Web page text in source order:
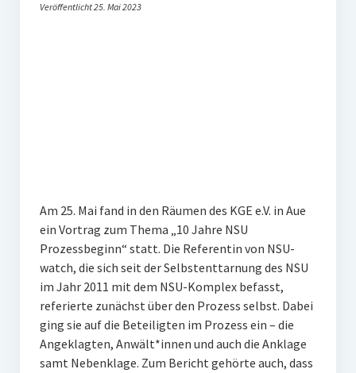
Gedenkorte im Erzgebirge
Bildungsfahrten
Stains in the Sun
Dialog
Veröffentlicht 25. Mai 2023
Am 25. Mai fand in den Räumen des KGE e.V. in Aue
ein Vortrag zum Thema „10 Jahre NSU
Prozessbeginn“ statt. Die Referentin von NSU-
watch, die sich seit der Selbstenttarnung des NSU
im Jahr 2011 mit dem NSU-Komplex befasst,
referierte zunächst über den Prozess selbst. Dabei
ging sie auf die Beteiligten im Prozess ein – die
Angeklagten, Anwält*innen und auch die Anklage
samt Nebenklage. Zum Bericht gehörte auch, dass